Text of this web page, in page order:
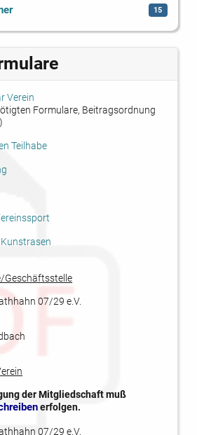
15
Verein
Formulare, Beitragsordnung
Teilhabe
Geschäftsstelle
07/29 e.V.
der Mitgliedschaft muß
erfolgen.
07/29 e.V.